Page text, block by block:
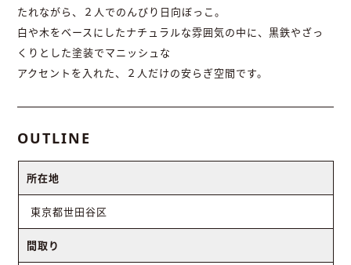
たれながら、２人でのんびり日向ぼっこ。
白や木をベースにしたナチュラルな雰囲気の中に、黒鉄やざっ
くりとした塗装でマニッシュな
アクセントを入れた、２人だけの安らぎ空間です。
OUTLINE
所在地
東京都世田谷区
間取り